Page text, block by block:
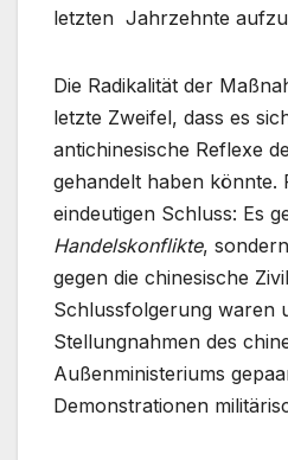
letzten Jahrzehnte
Die Radikalität der
letzte Zweifel, dass es
antichinesische Reflexe
gehandelt haben könnte.
eindeutigen Schluss: Es
Handelskonflikte,
gegen die chinesische
Schlussfolgerung waren
Stellungnahmen des
Außenministeriums
Demonstrationen